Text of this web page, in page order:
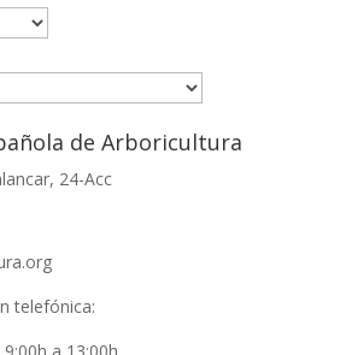
de Arboricultura
24-Acc
telefónica: